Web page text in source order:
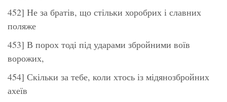
452] Не за братів, що стільки хоробрих і славних
поляже
453] В порох тоді під ударами збройними воїв
ворожих,
454] Скільки за тебе, коли хтось із мідянозбройних
ахеїв